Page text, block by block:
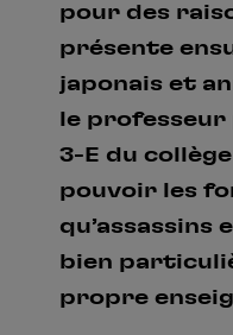
pour des
présente
japonais et
le
3-E du
pouvoir les
qu’assassins
bien
propre